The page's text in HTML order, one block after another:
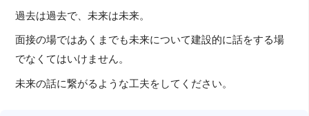
過去は過去で、未来は未来。
面接の場ではあくまでも未来について建設的に話をする場
でなくてはいけません。
未来の話に繋がるような工夫をしてください。